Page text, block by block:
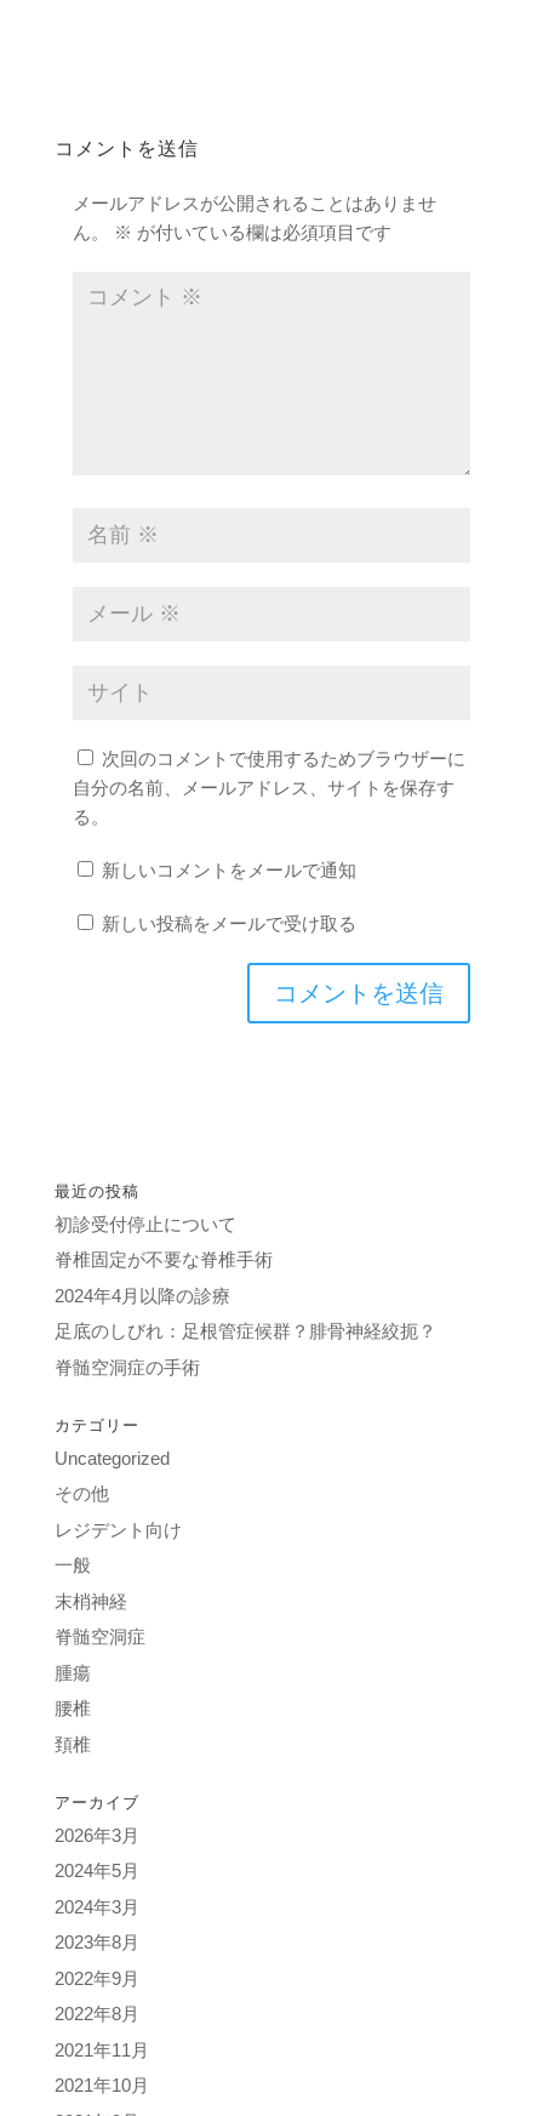
コメントを送信
メールアドレスが公開されることはありませ
ん。
※ が付いている欄は必須項目です
次回のコメントで使用するためブラウザーに
自分の名前、メールアドレス、サイトを保存す
る。
新しいコメントをメールで通知
新しい投稿をメールで受け取る
最近の投稿
初診受付停止について
脊椎固定が不要な脊椎手術
2024年4月以降の診療
足底のしびれ：足根管症候群？腓骨神経絞扼？
脊髄空洞症の手術
カテゴリー
Uncategorized
その他
レジデント向け
一般
末梢神経
脊髄空洞症
腫瘍
腰椎
頚椎
アーカイブ
2026年3月
2024年5月
2024年3月
2023年8月
2022年9月
2022年8月
2021年11月
2021年10月